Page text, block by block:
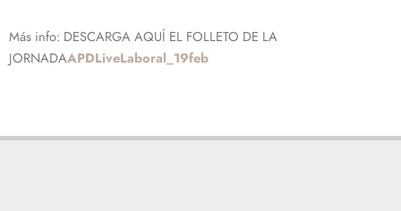
Más info: DESCARGA AQUÍ EL FOLLETO DE LA
JORNADAAPDLiveLaboral_19feb